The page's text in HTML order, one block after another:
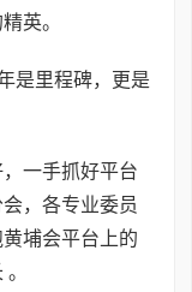
英。
是里程碑，更是
一手抓好平台
，各专业委员
埔会平台上的